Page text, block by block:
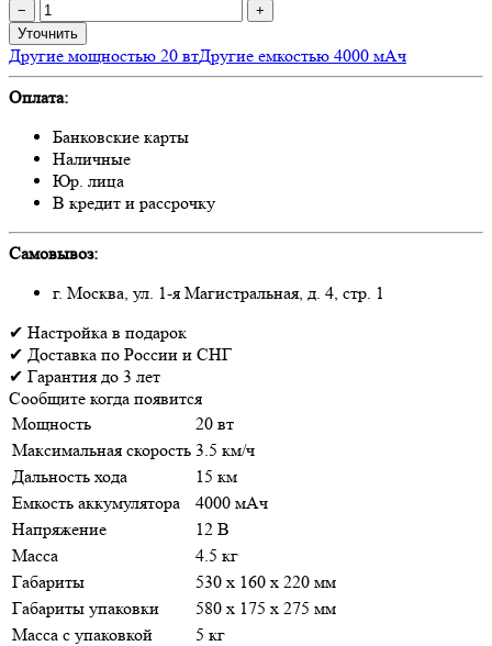
−
+
Уточнить
Другие мощностью 20 втДругие емкостью 4000 мАч
Оплата:
Банковские карты
Наличные
Юр. лица
В кредит и рассрочку
Самовывоз:
г. Москва, ул. 1-я Магистральная, д. 4, стр. 1
✔ Настройка в подарок
✔ Доставка по России и СНГ
✔ Гарантия до 3 лет
Сообщите когда появится
Мощность
20 вт
Максимальная скорость 3.5 км/ч
Дальность хода
15 км
Емкость аккумулятора
4000 мАч
Напряжение
12 В
Масса
4.5 кг
Габариты
530 х 160 х 220 мм
Габариты упаковки
580 х 175 х 275 мм
Масса с упаковкой
5 кг